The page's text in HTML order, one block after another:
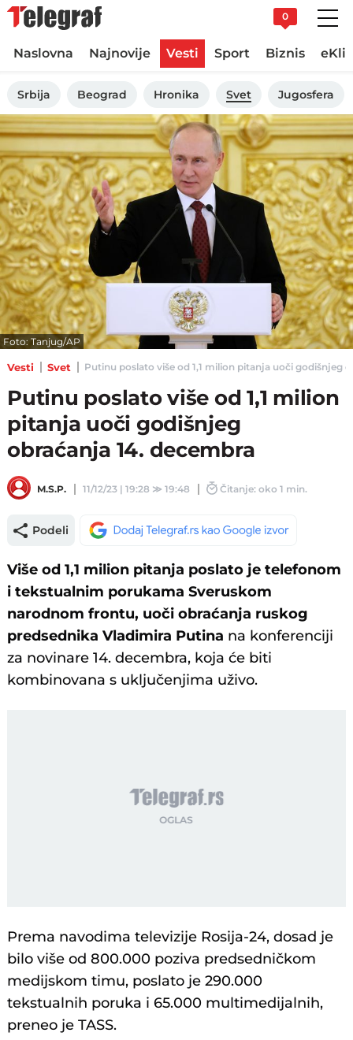
0
Naslovna Najnovije Vesti Sport Biznis
Srbija Beograd Hronika Svet Jugosfera
Foto: Tanjug/AP
Vesti Svet Putinu poslato više od 1,1 milion pitanja uoči godišnjeg
Putinu poslato više od 1,1 milion
pitanja uoči godišnjeg
obraćanja 14. decembra
M.S.P. 11/12/23 | 19:28 ≫19:48 Čitanje: oko 1 min.
Podeli
Više od 1,1 milion pitanja poslato je telefonom
i tekstualnim porukama Sveruskom
narodnom frontu, uoči obraćanja ruskog
predsednika Vladimira Putina na konferenciji
za novinare 14. decembra, koja će biti
kombinovana s uključenjima uživo.
Prema navodima televizije Rosija-24, dosad je
bilo više od 800.000 poziva predsedničkom
medijskom timu, poslato je 290.000
tekstualnih poruka i 65.000 multimedijalnih,
preneo je TASS.